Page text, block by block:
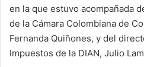
en la que estuvo acompañada
de la Cámara Colombiana de
Fernanda Quiñones, y del
Impuestos de la DIAN, Julio